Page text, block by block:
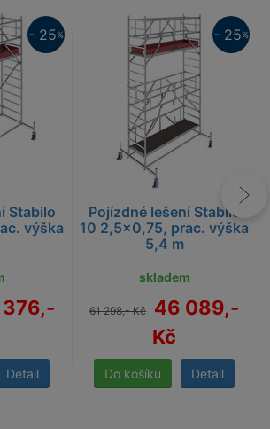
Stabilo
výška
Detail
- 25%
Pojízdné lešení Stabilo
10 2,5x0,75, prac. výška
5,4 m
skladem
61 298,- Kč
46 089,-
Kč
Detail
- 25%